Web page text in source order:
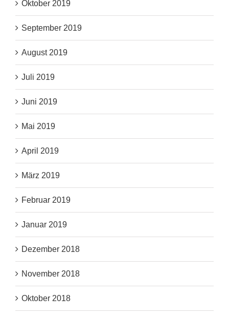
Oktober 2019
September 2019
August 2019
Juli 2019
Juni 2019
Mai 2019
April 2019
März 2019
Februar 2019
Januar 2019
Dezember 2018
November 2018
Oktober 2018